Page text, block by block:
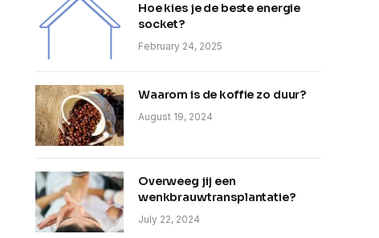
Hoe kies je de beste energie
socket?
February 24, 2025
Waarom is de koffie zo duur?
August 19, 2024
Overweeg jij een
wenkbrauwtransplantatie?
July 22, 2024